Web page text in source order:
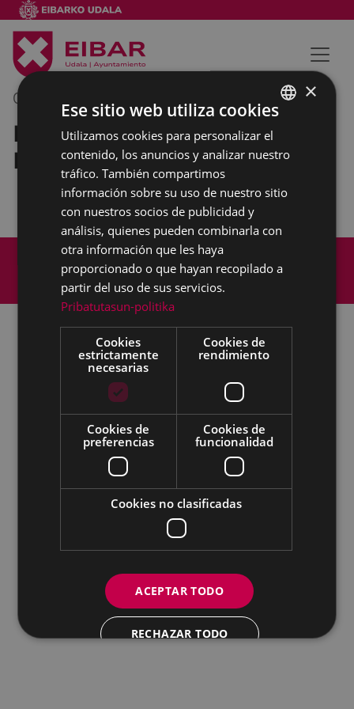
03/11/2023
Reunión de concejales/as del
Equipo de gobierno
Mapa del Sitio
Aviso legal
Política de cookies
Contacto
Accesibilidad
Todas las redes sociales del Ayuntamiento
Eibarko Udala - Untzaga plaza, 1 | 20600 Eibar
Tfnoa.: 943 70 84 00 / 010 | Faxa: 943 70 84 16 |
IFZ: P2003100A | DIR3 L01200300
BASQUE
SPANISH
×
Ese sitio web utiliza cookies
Utilizamos cookies para personalizar el
contenido, los anuncios y analizar nuestro
tráfico. También compartimos
información sobre su uso de nuestro sitio
con nuestros socios de publicidad y
análisis, quienes pueden combinarla con
otra información que les haya
proporcionado o que hayan recopilado a
partir del uso de sus servicios.
Pribatutasun-politika
Cookies
estrictamente
necesarias
Cookies de
rendimiento
Cookies de
preferencias
Cookies de
funcionalidad
Cookies no clasificadas
ACEPTAR TODO
RECHAZAR TODO